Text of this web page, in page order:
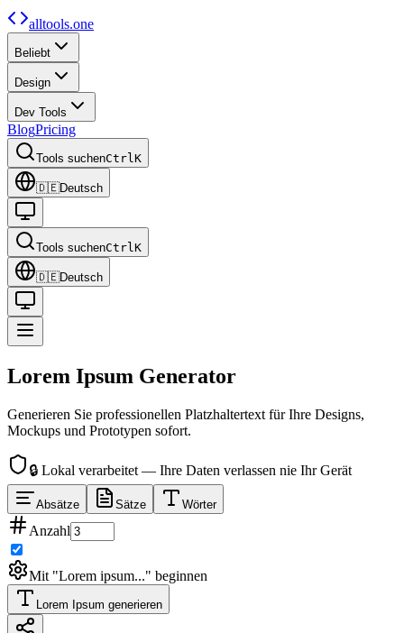
alltools.one
Beliebt
Design
Dev Tools
BlogPricing
Tools suchenCtrlK
🇩🇪Deutsch
Tools suchenCtrlK
🇩🇪Deutsch
Lorem Ipsum Generator
Generieren Sie professionellen Platzhaltertext für Ihre Designs,
Mockups und Prototypen sofort.
🔒 Lokal verarbeitet — Ihre Daten verlassen nie Ihr Gerät
Absätze Sätze Wörter
Anzahl
Mit "Lorem ipsum..." beginnen
Lorem Ipsum generieren